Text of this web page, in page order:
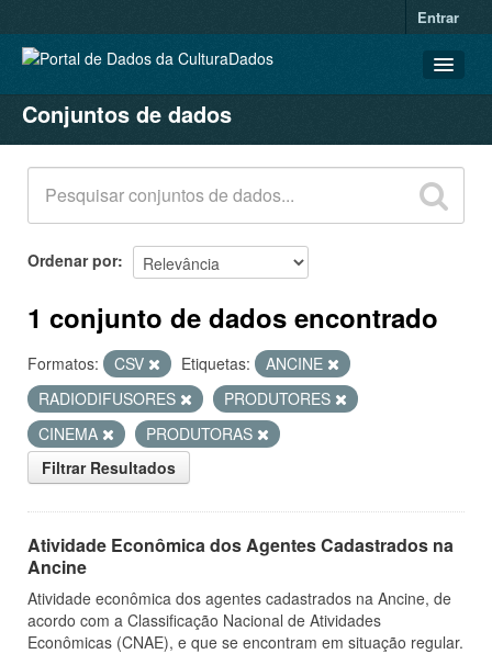
Entrar
CONJUNTOS DE DADOS
ORGANIZAÇÕES
GRUPOS
SOBRE
Conjuntos de dados
Ordenar por
1 conjunto de dados encontrado
Formatos: CSV Etiquetas:
ANCINE
RADIODIFUSORES
PRODUTORES
CINEMA
PRODUTORAS
Filtrar Resultados
Atividade Econômica dos Agentes Cadastrados na
Ancine
Atividade econômica dos agentes cadastrados na Ancine, de
acordo com a Classificação Nacional de Atividades
Econômicas (CNAE), e que se encontram em situação regular.